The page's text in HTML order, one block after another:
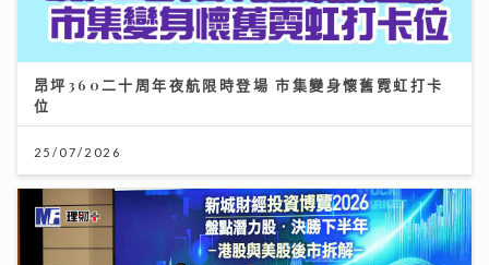
昂坪360二十周年夜航限時登場 市集變身懷舊霓虹打卡
位
25/07/2026